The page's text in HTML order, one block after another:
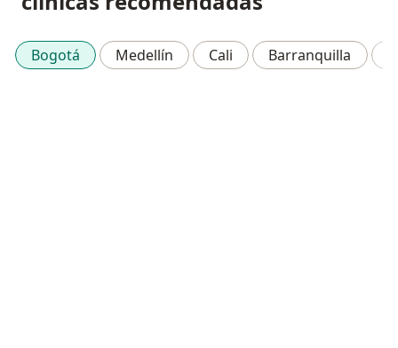
Bogotá Medellín Cali Barranquilla